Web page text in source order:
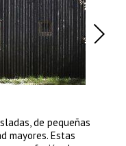
de pequeñas
mayores. Estas